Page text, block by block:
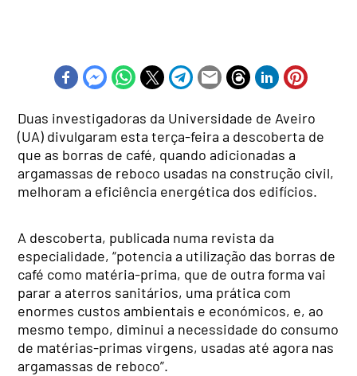
Duas investigadoras da Universidade de Aveiro
(UA) divulgaram esta terça-feira a descoberta de
que as borras de café, quando adicionadas a
argamassas de reboco usadas na construção civil,
melhoram a eficiência energética dos edifícios.
A descoberta, publicada numa revista da
especialidade, “potencia a utilização das borras de
café como matéria-prima, que de outra forma vai
parar a aterros sanitários, uma prática com
enormes custos ambientais e económicos, e, ao
mesmo tempo, diminui a necessidade do consumo
de matérias-primas virgens, usadas até agora nas
argamassas de reboco”.